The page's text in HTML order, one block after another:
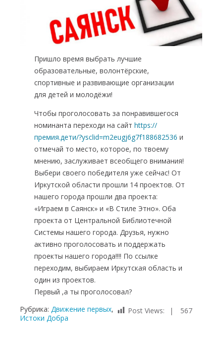
Пришло время выбрать лучшие
образовательные, волонтёрские,
спортивные и развивающие организации
для детей и молодёжи!
Чтобы проголосовать за понравившегося
номинанта переходи на сайтhttps://
премия.дети/?ysclid=m2eugj6g7f188682536 и
отмечай то место, которое, по твоему
мнению, заслуживает всеобщего внимания!
Выбери своего победителя уже сейчас! От
Иркутской области прошли 14 проектов. От
нашего города прошли два проекта:
«Играем в Саянск» и «В Стиле Этно». Оба
проекта от Центральной Библиотечной
Системы нашего города. Друзья, нужно
активно проголосовать и поддержать
проекты нашего города!!!! По ссылке
переходим, выбираем Иркутская область и
один из проектов.
Первый ,а ты проголосовал?
Post Views:
567
Рубрика: Движение первых,
Истоки Добра